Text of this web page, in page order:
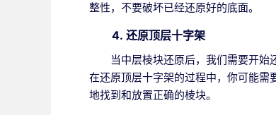
整性，不要破坏已经还原好的底面。
4. 还原顶层十字架
当中层棱块还原后，我们需要开
在还原顶层十字架的过程中，你可能需
地找到和放置正确的棱块。